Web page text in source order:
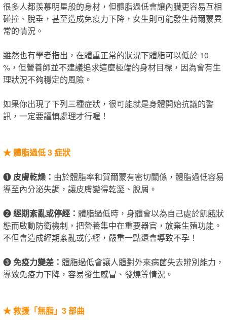
很多人都羨慕明星般的身材，但體脂過低會讓內臟更容易互相
碰撞、脫垂，甚至造成免疫力下降，女生​則​可能發生荷爾蒙異
常的情況。
雖然也有學者指出，在體重正常的狀況下體脂可以低於 10
%，但營養師並不建議追求這麼極端的身材目標，因為會有生
理狀況不夠穩定的風險。
如果你出現了下列三種症狀，很可能就是身體開始抗議的警
訊，一定要謹慎處理才行喔！
★體脂過低 3 症狀
❶ 皮膚乾燥： 由於體脂率​和賀爾蒙有密切關係，體脂過低容易
導至內分泌失調，讓皮膚變得乾澀、脫屑。
❷經期紊亂或停經： 體脂過低時，身體會以為自己處於飢餓狀
態而啟動防衛機制，把營養集中在重要器官，放棄生殖功能。
不但會造成經期紊亂或停經，嚴重一點還會導致不孕！
❸免疫力變差： 體脂過低會讓人體對外來病菌失去辨別能力，
導致免疫力下降，容易發生感冒、發燒等情況。
★救援「無脂」3 部曲